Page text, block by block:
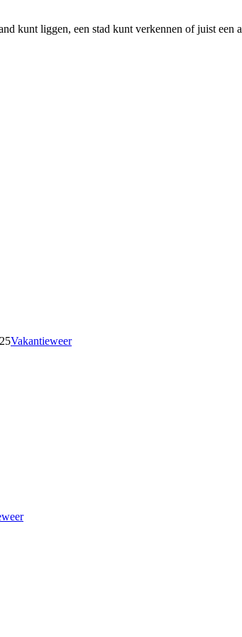
kunt liggen, een stad kunt verkennen of juist
Vakantieweer